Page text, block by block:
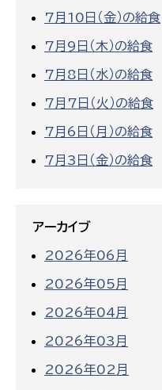
7月10日（金）の給食
7月9日（木）の給食
7月8日（水）の給食
7月7日（火）の給食
7月6日（月）の給食
7月3日（金）の給食
アーカイブ
2026年06月
2026年05月
2026年04月
2026年03月
2026年02月